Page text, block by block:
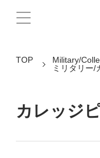
TOP
Military/
ミリタリー/
カレッジ